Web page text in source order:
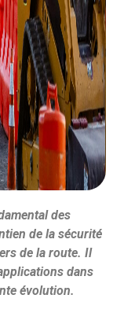
des
de la sécurité
de la route. Il
dans
évolution.